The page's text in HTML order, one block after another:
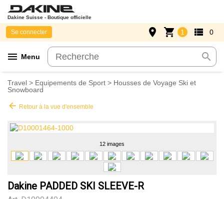
Dakine Suisse - Boutique officielle
menu Menu search
Se connecter place shopping_cart 1 view_list 0
Travel > Equipements de Sport > Housses de Voyage Ski et
Snowboard
arrow_back Retour à la vue d'ensemble
12 images
Dakine PADDED SKI SLEEVE-R